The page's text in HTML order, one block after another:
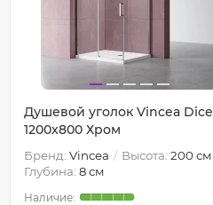
Душевой уголок Vincea Dice
1200x800 Хром
Бренд: Vincea Высота: 200 см
Глубина: 8 см